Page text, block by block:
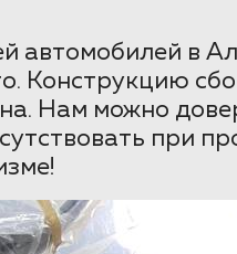
автомобилей в
Конструкцию
Нам можно
при